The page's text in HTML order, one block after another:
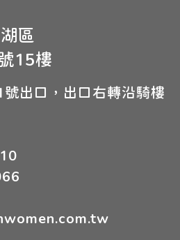
區
15樓
出口，出口右轉沿騎樓